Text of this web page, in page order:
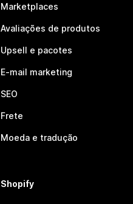
Marketplaces
Avaliações de produtos
Upsell e pacotes
E-mail marketing
SEO
Frete
Moeda e tradução
Shopify